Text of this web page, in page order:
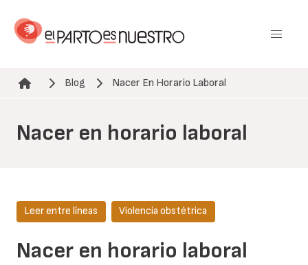
contenido
Ruta de navegación
Blog Nacer En Horario Laboral
Nacer en horario laboral
Nacer en horario laboral
Leer entre líneas Violencia obstétrica